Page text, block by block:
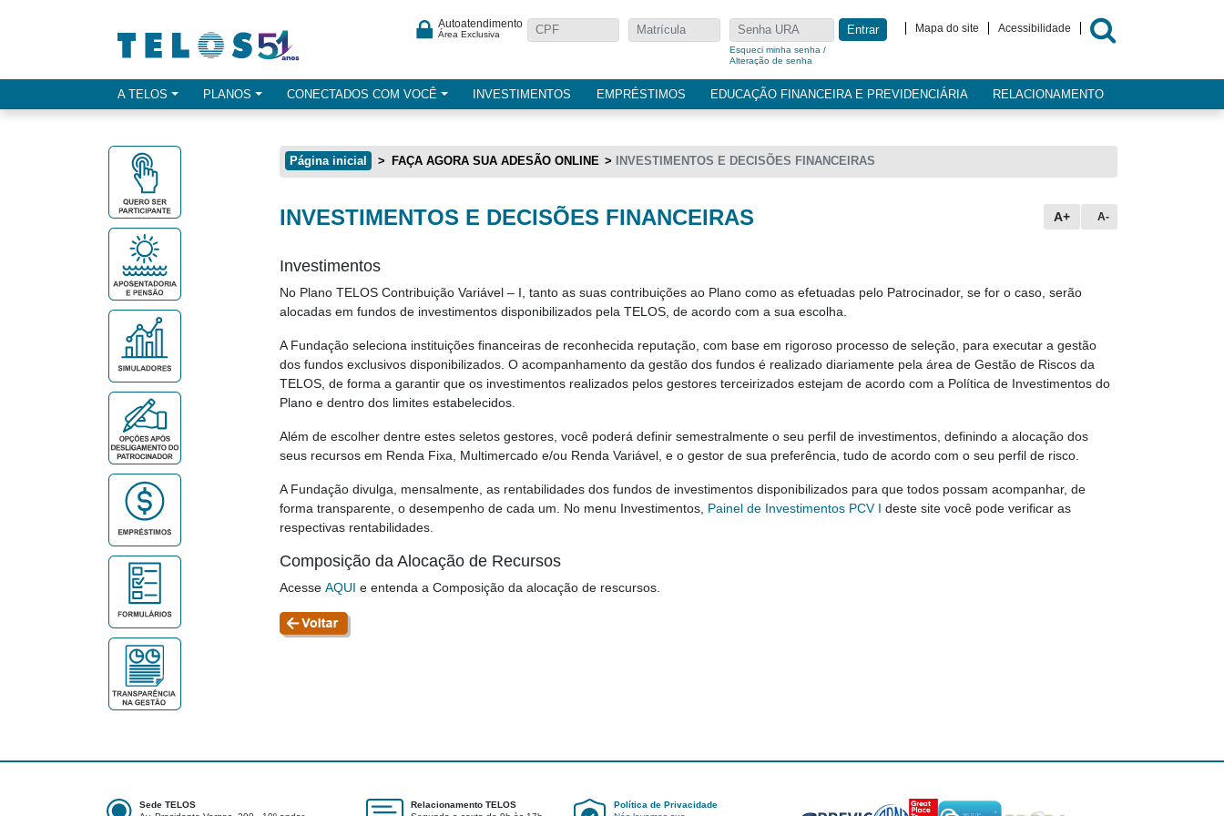
Autoatendimento
Área Exclusiva
Esqueci minha senha /
Alteração de senha
Entrar Mapa do site Acessibilidade
Opçes de menu
A TELOS PLANOS CONECTADOS COM VOCÊ INVESTIMENTOS EMPRÉSTIMOS EDUCAÇÃO FINANCEIRA E PREVIDENCIÁRIA RELACIONAMENTO
Página inicial FAÇA AGORA SUA ADESÃO ONLINE INVESTIMENTOS E DECISÕES FINANCEIRAS
Conteúdo principal
INVESTIMENTOS E DECISÕES FINANCEIRAS A+ A-
Investimentos
No Plano TELOS Contribuição Variável – I, tanto as suas contribuições ao Plano como as efetuadas pelo Patrocinador, se for o caso, serão
alocadas em fundos de investimentos disponibilizados pela TELOS, de acordo com a sua escolha.
A Fundação seleciona instituições financeiras de reconhecida reputação, com base em rigoroso processo de seleção, para executar a gestão
dos fundos exclusivos disponibilizados. O acompanhamento da gestão dos fundos é realizado diariamente pela área de Gestão de Riscos da
TELOS, de forma a garantir que os investimentos realizados pelos gestores terceirizados estejam de acordo com a Política de Investimentos do
Plano e dentro dos limites estabelecidos.
Além de escolher dentre estes seletos gestores, você poderá definir semestralmente o seu perfil de investimentos, definindo a alocação dos
seus recursos em Renda Fixa, Multimercado e/ou Renda Variável, e o gestor de sua preferência, tudo de acordo com o seu perfil de risco.
A Fundação divulga, mensalmente, as rentabilidades dos fundos de investimentos disponibilizados para que todos possam acompanhar, de
forma transparente, o desempenho de cada um. No menu Investimentos, Painel de Investimentos PCV I deste site você pode verificar as
respectivas rentabilidades.
Composição da Alocação de Recursos
Acesse AQUI e entenda a Composição da alocação de rescursos.
Sede TELOS
Relacionamento TELOS
Política de Privacidade